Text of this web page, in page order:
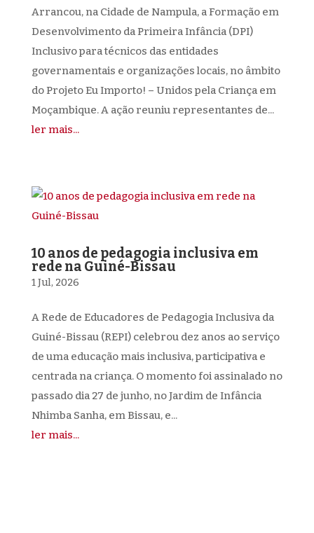
Arrancou, na Cidade de Nampula, a Formação em
Desenvolvimento da Primeira Infância (DPI)
Inclusivo para técnicos das entidades
governamentais e organizações locais, no âmbito
do Projeto Eu Importo! – Unidos pela Criança em
Moçambique. A ação reuniu representantes de...
ler mais...
10 anos de pedagogia inclusiva em
rede na Guiné-Bissau
1 Jul, 2026
A Rede de Educadores de Pedagogia Inclusiva da
Guiné-Bissau (REPI) celebrou dez anos ao serviço
de uma educação mais inclusiva, participativa e
centrada na criança. O momento foi assinalado no
passado dia 27 de junho, no Jardim de Infância
Nhimba Sanha, em Bissau, e...
ler mais...